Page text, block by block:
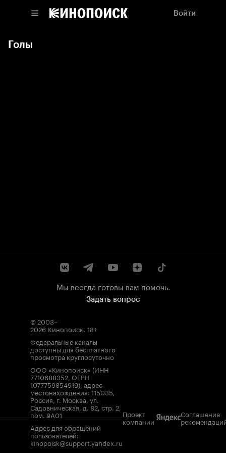
Войти
Голы
Мы всегда готовы вам помочь.
Задать вопрос
© 2003–
2026 Кинопоиск. 18+
Федеральные каналы
доступны для бесплатного
просмотра круглосуточно
ООО «Кинопоиск» (ИНН
7710688352, ОГРН
1077759854919), адрес
местонахождения: 115035,
Россия, г. Москва, ул.
Садовническая, д. 82, стр. 2,
пом. 9А01
Адрес для обращений
пользователей:
kinopoisk@support.yandex.ru
Проект
компании
Соглашение